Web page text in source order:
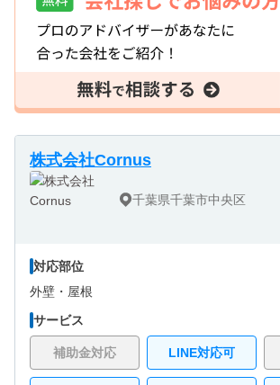
株式会社Cornus
千葉県千葉市中央区
対応部位
外壁・ 屋根
サービス
補助金対応 LINE対応可